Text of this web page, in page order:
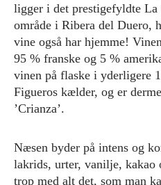
ligger i det prestigefyldte La
område i Ribera del Duero,
vine også har hjemme!
95 % franske og 5 %
vinen på flaske i yderligere
Figueros kælder, og er
’Crianza’.
Næsen byder på intens og
lakrids, urter, vanilje, kakao
trop med alt det, som man